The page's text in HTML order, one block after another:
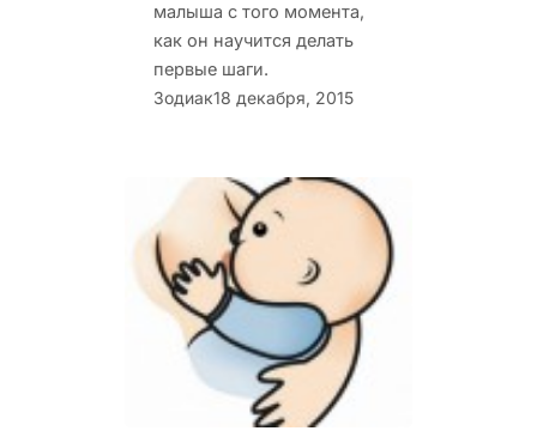
малыша с того момента,
как он научится делать
первые шаги.
Зодиак18 декабря, 2015